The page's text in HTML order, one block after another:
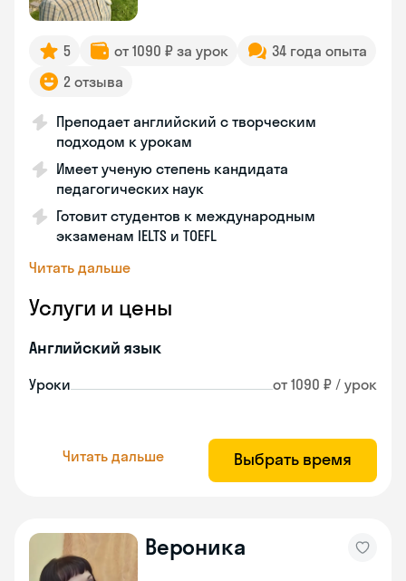
5 от 1090 ₽ за урок
34 года опыта
2 отзыва
Преподает английский с творческим
подходом к урокам
Имеет ученую степень кандидата
педагогических наук
Готовит студентов к международным
экзаменам IELTS и TOEFL
Читать дальше
Услуги и цены
Английский язык
Уроки от 1090 ₽ / урок
Читать дальше Выбрать время
Вероника